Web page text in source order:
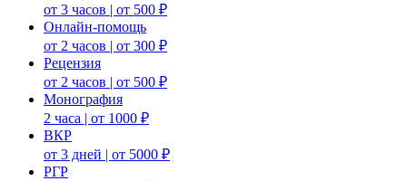
от 3 часов | от 500 ₽
Онлайн-помощь
от 2 часов | от 300 ₽
Рецензия
от 2 часов | от 500 ₽
Монография
2 часа | от 1000 ₽
ВКР
от 3 дней | от 5000 ₽
РГР